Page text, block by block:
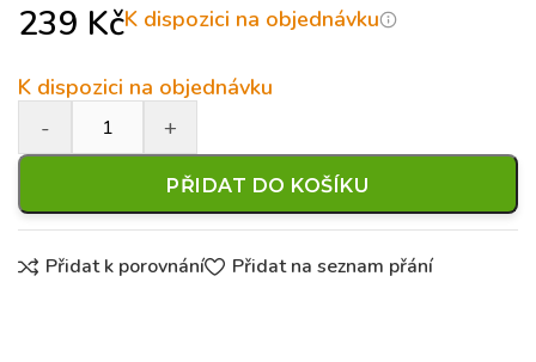
239 KčK dispozici na objednávku
K dispozici na objednávku
PŘIDAT DO KOŠÍKU
Přidat k porovnání Přidat na seznam přání